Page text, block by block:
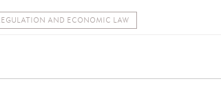
AND ECONOMIC LAW